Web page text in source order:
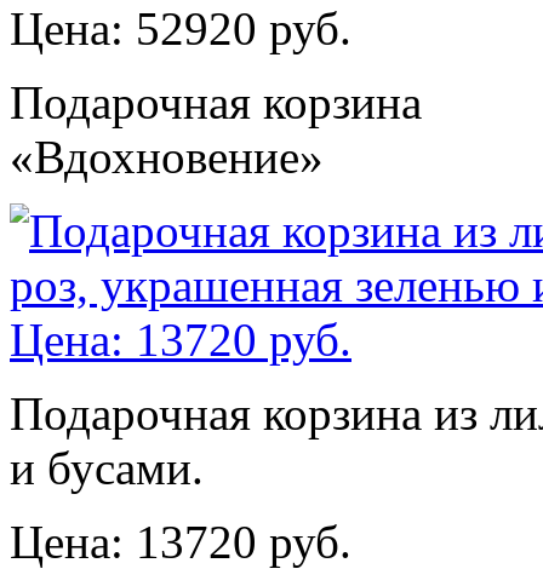
Цена: 52920 руб.
Подарочная корзина
«Вдохновение»
Подарочная корзина из
и бусами.
Цена: 13720 руб.